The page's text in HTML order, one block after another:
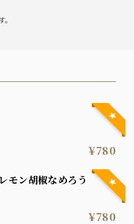
¥780
レモン胡椒なめろう
¥780